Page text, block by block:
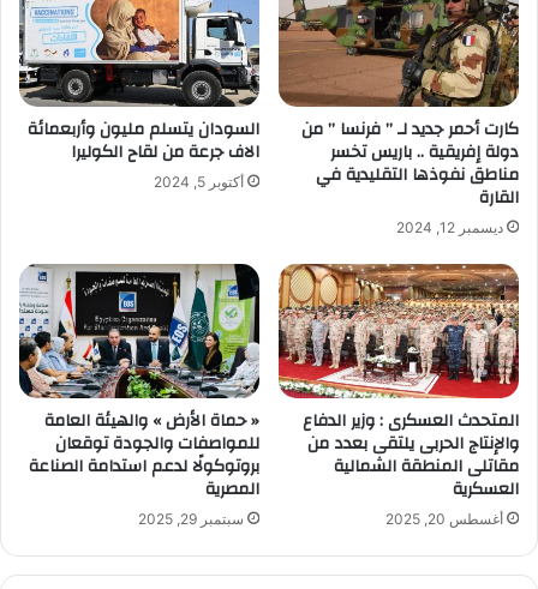
كارت أحمر جديد لـ ” فرنسا ” من
دولة إفريقية .. باريس تخسر
مناطق نفوذها التقليدية في
القارة
ديسمبر 12, 2024
السودان يتسلم مليون وأربعمائة
الاف جرعة من لقاح الكوليرا
أكتوبر 5, 2024
المتحدث العسكرى : وزير الدفاع
والإنتاج الحربى يلتقى بعدد من
مقاتلى المنطقة الشمالية
العسكرية
أغسطس 20, 2025
« حماة الأرض » والهيئة العامة
للمواصفات والجودة توقعان
بروتوكولًا لدعم استدامة الصناعة
المصرية
سبتمبر 29, 2025